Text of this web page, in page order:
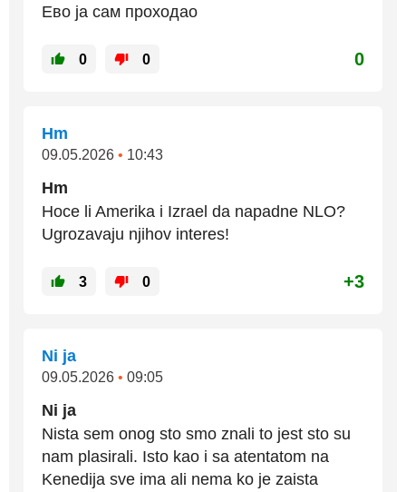
Ево ја сам проходао
0 0 0
Hm
09.05.2026 • 10:43
Hm
Hoce li Amerika i Izrael da napadne NLO?
Ugrozavaju njihov interes!
3 0 +3
Ni ja
09.05.2026 • 09:05
Ni ja
Nista sem onog sto smo znali to jest sto su
nam plasirali. Isto kao i sa atentatom na
Kenedija sve ima ali nema ko je zaista